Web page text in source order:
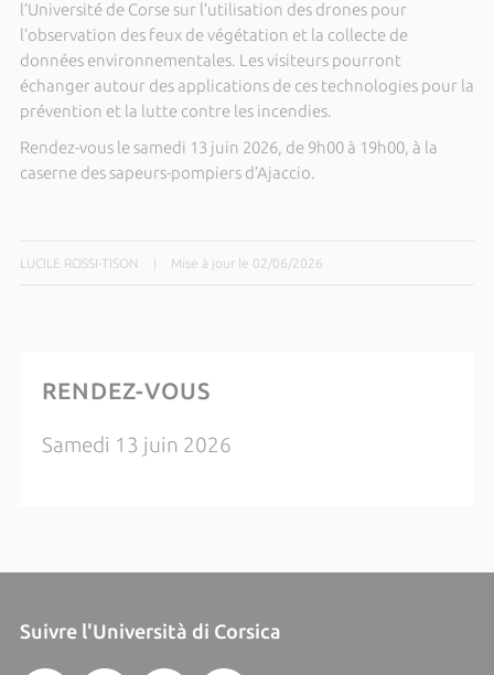
l’Université de Corse sur l’utilisation des drones pour
l’observation des feux de végétation et la collecte de
données environnementales. Les visiteurs pourront
échanger autour des applications de ces technologies pour la
prévention et la lutte contre les incendies.
Rendez-vous le samedi 13 juin 2026, de 9h00 à 19h00, à la
caserne des sapeurs-pompiers d’Ajaccio.
LUCILE ROSSI-TISON Mise à jour le 02/06/2026
RENDEZ-VOUS
Samedi 13 juin 2026
Suivre l'Università di Corsica